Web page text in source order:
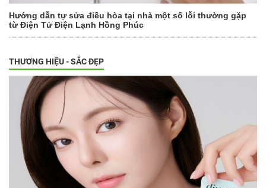
Hướng dẫn tự sửa điều hòa tại nhà một số lỗi thường gặp
từ Điện Tử Điện Lạnh Hồng Phúc
THƯƠNG HIỆU - SẮC ĐẸP